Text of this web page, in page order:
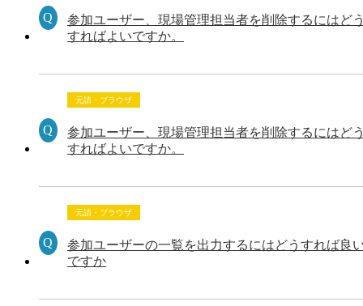
参加ユーザー、現場管理担当者を削除するにはど
すればよいですか。
元請・ブラウザ
参加ユーザー、現場管理担当者を削除するにはど
すればよいですか。
元請・ブラウザ
参加ユーザーの一覧を出力するにはどうすれば良
ですか